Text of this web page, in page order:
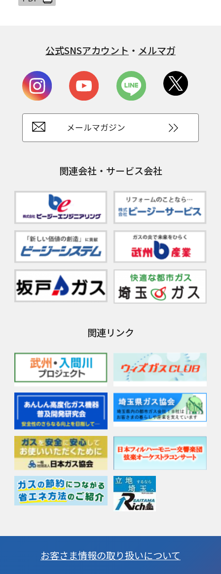
公式SNSアカウント ・ メルマガ
メールマガジン
関連会社・サービス会社
関連リンク
お客さま情報の取り扱いについて